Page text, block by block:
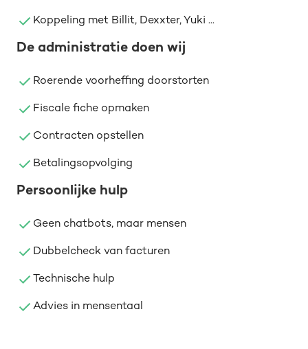
Koppeling met Billit, Dexxter, Yuki ...
De administratie doen wij
Roerende voorheffing doorstorten
Fiscale fiche opmaken
Contracten opstellen
Betalingsopvolging
Persoonlijke hulp
Geen chatbots, maar mensen
Dubbelcheck van facturen
Technische hulp
Advies in mensentaal